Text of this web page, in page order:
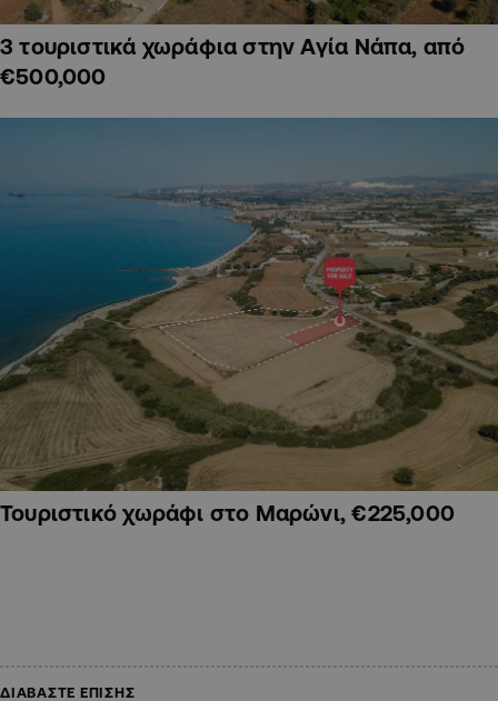
3 τουριστικά χωράφια στην Αγία Νάπα, από
€500,000
Τουριστικό χωράφι στο Μαρώνι, €225,000
ΔΙΑΒΑΣΤΕ ΕΠΙΣΗΣ